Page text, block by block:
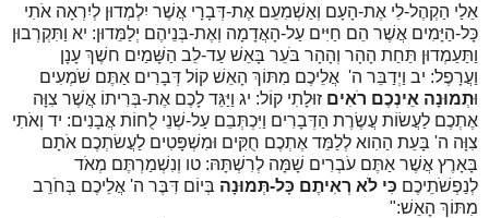
אֵלַי הַקְהֶל-לִי אֶת-הָעָם וְאַשְׁמִעֵם אֶת-דְּבָרָי אֲשֶׁר יִלְמְדוּן לְיִרְאָה אֹתִי
כָּל-הַיָּמִים אֲשֶׁר הֵם חַיִּים עַל-הָאֲדָמָה וְאֶת-בְּנֵיהֶם יְלַמֵּדוּן: יא וַתִּקְרְבוּן
וַתַּעַמְדוּן תַּחַת הָהָר וְהָהָר בֹּעֵר בָּאֵשׁ עַד-לֵב הַשָּׁמַיִם חשֶׁךְ עָנָן
וַעֲרָפֶל: יב וַיְדַבֵּר ה' אֲלֵיכֶם מִתּוֹךְ הָאֵשׁ קוֹל דְּבָרִים אַתֶּם שֹׁמְעִים
וּתְמוּנָה אֵינְכֶם רֹאִים זוּלָתִי קוֹל: יג וַיַּגֵּד לָכֶם אֶת-בְּרִיתוֹ אֲשֶׁר צִוָּה
אֶתְכֶם לַעֲשׂוֹת עֲשֶׂרֶת הַדְּבָרִים וַיִּכְתְּבֵם עַל-שְׁנֵי לֻחוֹת אֲבָנִים: יד וְאֹתִי
צִוָּה ה' בָּעֵת הַהִוא לְלַמֵּד אֶתְכֶם חֻקִּים וּמִשְׁפָּטִים לַעֲשׂתְכֶם אֹתָם
בָּאָרֶץ אֲשֶׁר אַתֶּם עֹבְרִים שָׁמָּה לְרִשְׁתָּהּ: טו וְנִשְׁמַרְתֶּם מְאֹד
לְנַפְשֹׁתֵיכֶם כִּי לֹא רְאִיתֶם כָּל-תְּמוּנָה בְּיוֹם דִּבֶּר ה' אֲלֵיכֶם בְּחֹרֵב
מִתּוֹךְ הָאֵשׁ:"